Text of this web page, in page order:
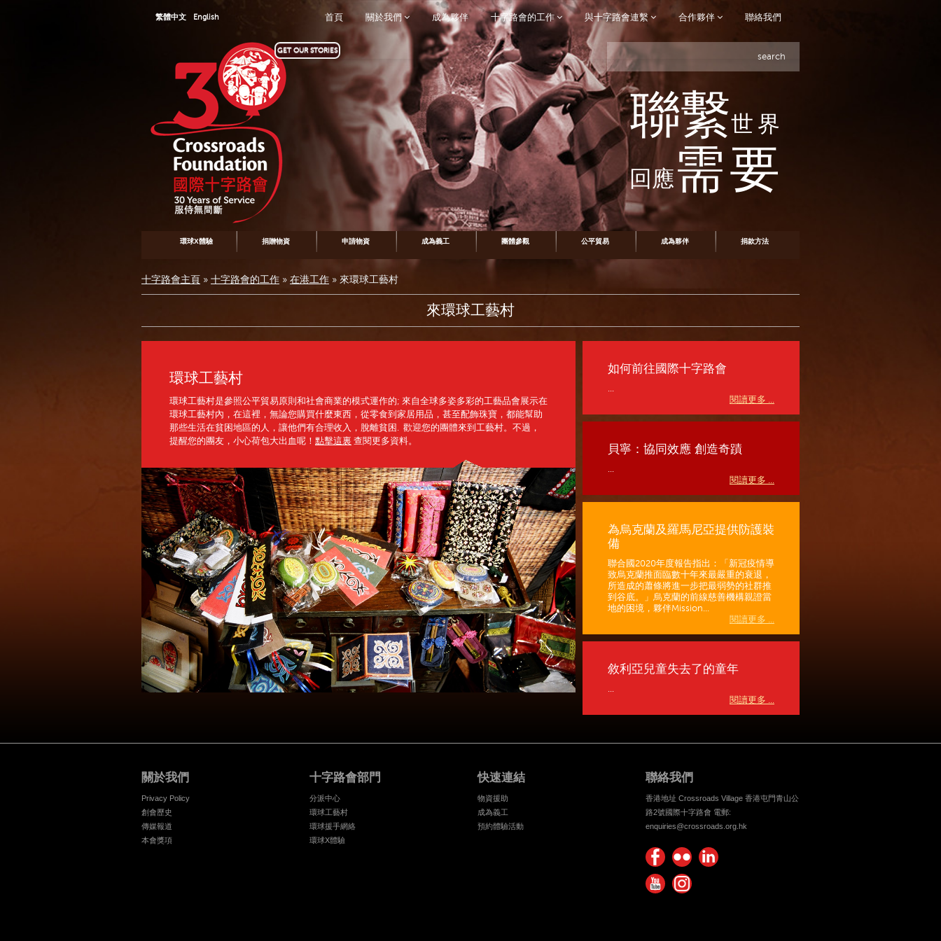
首頁 關於我們 成為夥伴 十字路會的工作 與十字路會連繫 合作夥伴 聯絡我們
繁體中文 English
GET OUR STORIES
search
聯繫世界
回應需要
環球X體驗 捐贈物資 申請物資 成為義工 團體參觀 公平貿易 成為夥伴 捐款方法
十字路會主頁 » 十字路會的工作 » 在港工作 » 來環球工藝村
來環球工藝村
環球工藝村
環球工藝村是參照公平貿易原則和社會商業的模式運作的; 來自全球多姿多彩的工藝品會展示在
環球工藝村內，在這裡，無論您購買什麼東西，從零食到家居用品，甚至配飾珠寶，都能幫助
那些生活在貧困地區的人，讓他們有合理收入，脫離貧困. 歡迎您的團體來到工藝村。不過，
提醒您的團友，小心荷包大出血呢！ 點擊這裏 查閱更多資料。
如何前往國際十字路會
...
閱讀更多 ...
貝寧：協同效應 創造奇蹟
...
閱讀更多 ...
為烏克蘭及羅馬尼亞提供防護裝
備
聯合國2020年度報告指出：「新冠疫情導
致烏克蘭推面臨數十年來最嚴重的衰退，
所造成的蕭條將進一步把最弱勢的社群推
到谷底。」烏克蘭的前線慈善機構親證當
地的困境，夥伴Mission...
閱讀更多 ...
敘利亞兒童失去了的童年
...
閱讀更多 ...
關於我們
Privacy Policy
創會歷史
傳媒報道
本會獎項
十字路會部門
分派中心
環球工藝村
環球援手網絡
環球X體驗
快速連結
物資援助
成為義工
預約體驗活動
聯絡我們
香港地址 Crossroads Village 香港屯門青山公
路2號國際十字路會 電郵:
enquiries@crossroads.org.hk
Find
us on
Flickr
Photos